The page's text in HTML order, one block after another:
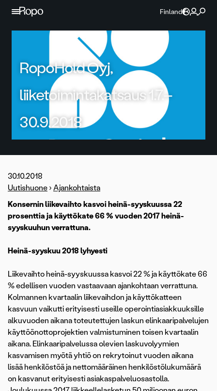
Jatka sisältöön
Finland
RopoHold Oyj,
liiketoimintakatsaus 1.7.–
30.9.2018
30.10.2018
Uutishuone › Ajankohtaista
Konsernin liikevaihto kasvoi heinä-syyskuussa 22
prosenttia ja käyttökate 66 % vuoden 2017 heinä-
syyskuuhun verrattuna.
Heinä-syyskuu 2018 lyhyesti
Liikevaihto heinä-syyskuussa kasvoi 22 % ja käyttökate 66
% edellisen vuoden vastaavaan ajankohtaan verrattuna.
Kolmannen kvartaalin liikevaihdon ja käyttökatteen
kasvuun vaikutti erityisesti useille operointiasiakkuuksille
alkuvuoden aikana toteutettujen laskun elinkaaripalvelujen
käyttöönottoprojektien valmistuminen toisen kvartaalin
aikana. Elinkaaripalvelussa olevien laskuvolyymien
kasvamisen myötä yhtiö on rekrytoinut vuoden aikana
lisää henkilöstöä ja nettomääräinen henkilöstölukumäärä
on kasvanut erityisesti asiakaspalveluosastolla.